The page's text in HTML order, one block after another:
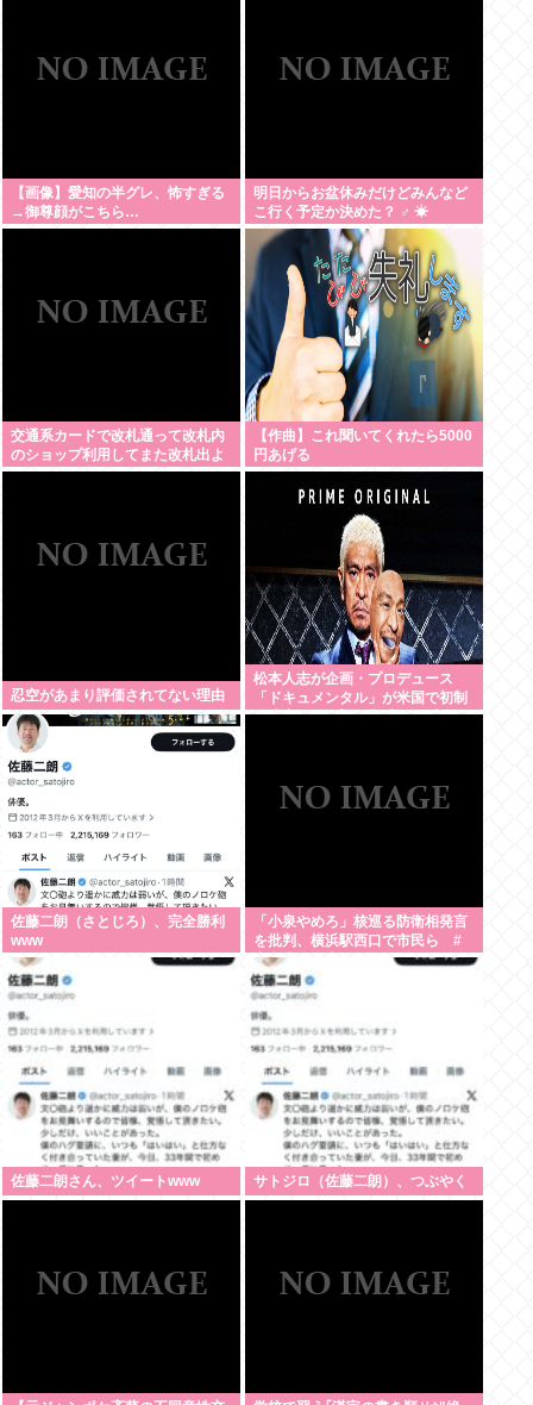
【画像】愛知の半グレ、怖すぎる
→御尊顔がこちら…
明日からお盆休みだけどみんなど
こ行く予定か決めた？ ‍♂ ☀
交通系カードで改札通って改札内
のショップ利用してまた改札出よ
うとしたら出られなくてワロタ
【作曲】これ聞いてくれたら5000
円あげる
忍空があまり評価されてない理由
松本人志が企画・プロデュース
「ドキュメンタル」が米国で初制
作決定 シンプルな設定に国境超え
佐藤二朗（さとじろ）、完全勝利
www
「小泉やめろ」核巡る防衛相発言
を批判、横浜駅西口で市民ら #
高市小泉麻生めちゃくちゃじゃん
ニュースdeプロテスト
佐藤二朗さん、ツイートwww サトジロ（佐藤二朗）、つぶやく